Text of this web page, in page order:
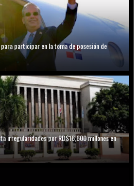
participar en la toma de posesión de
irregularidades por RD$16,600 millones en